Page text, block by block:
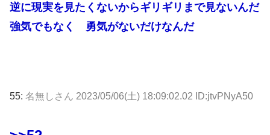
逆に現実を見たくないからギリギリまで見ないんだ
強気でもなく 勇気がないだけなんだ
55: 名無しさん 2023/05/06(土) 18:09:02.02 ID:jtvPNyA50